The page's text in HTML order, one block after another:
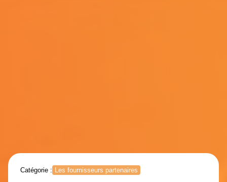
Catégorie : Les fournisseurs partenaires